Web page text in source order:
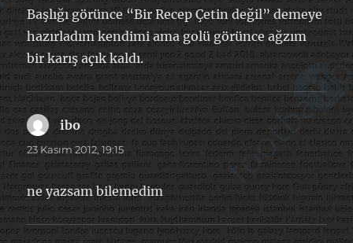
Başlığı görünce “Bir Recep Çetin değil” demeye
hazırladım kendimi ama golü görünce ağzım
bir karış açık kaldı.
ibodedi
ki:
23 Kasım 2012, 19:15
ne yazsam bilemedim